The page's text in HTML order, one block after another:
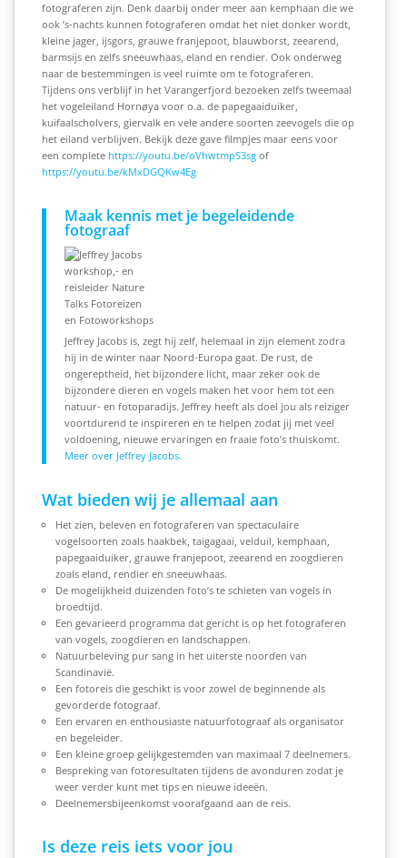
fotograferen zijn. Denk daarbij onder meer aan kemphaan die we
ook ’s-nachts kunnen fotograferen omdat het niet donker wordt,
kleine jager, ijsgors, grauwe franjepoot, blauwborst, zeearend,
barmsijs en zelfs sneeuwhaas, eland en rendier. Ook onderweg
naar de bestemmingen is veel ruimte om te fotograferen.
Tijdens ons verblijf in het Varangerfjord bezoeken zelfs tweemaal
het vogeleiland Hornøya voor o.a. de papegaaiduiker,
kuifaalscholvers, giervalk en vele andere soorten zeevogels die op
het eiland verblijven. Bekijk deze gave filmpjes maar eens voor
een complete https://youtu.be/oVhwtmpS3sg of
https://youtu.be/kMxDGQKw4Eg
Maak kennis met je begeleidende
fotograaf
Jeffrey Jacobs is, zegt hij zelf, helemaal in zijn element zodra
hij in de winter naar Noord-Europa gaat. De rust, de
ongereptheid, het bijzondere licht, maar zeker ook de
bijzondere dieren en vogels maken het voor hem tot een
natuur- en fotoparadijs. Jeffrey heeft als doel jou als reiziger
voortdurend te inspireren en te helpen zodat jij met veel
voldoening, nieuwe ervaringen en fraaie foto’s thuiskomt.
Meer over Jeffrey Jacobs.
Wat bieden wij je allemaal aan
Het zien, beleven en fotograferen van spectaculaire
vogelsoorten zoals haakbek, taigagaai, velduil, kemphaan,
papegaaiduiker, grauwe franjepoot, zeearend en zoogdieren
zoals eland, rendier en sneeuwhaas.
De mogelijkheid duizenden foto’s te schieten van vogels in
broedtijd.
Een gevarieerd programma dat gericht is op het fotograferen
van vogels, zoogdieren en landschappen.
Natuurbeleving pur sang in het uiterste noorden van
Scandinavië.
Een fotoreis die geschikt is voor zowel de beginnende als
gevorderde fotograaf.
Een ervaren en enthousiaste natuurfotograaf als organisator
en begeleider.
Een kleine groep gelijkgestemden van maximaal 7 deelnemers.
Bespreking van fotoresultaten tijdens de avonduren zodat je
weer verder kunt met tips en nieuwe ideeën.
Deelnemersbijeenkomst voorafgaand aan de reis.
Is deze reis iets voor jou